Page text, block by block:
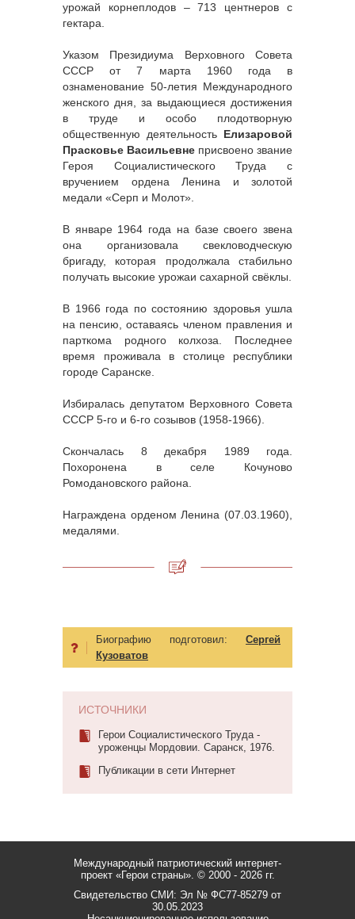
урожай корнеплодов – 713 центнеров с
гектара.
Указом Президиума Верховного Совета
СССР от 7 марта 1960 года в
ознаменование 50-летия Международного
женского дня, за выдающиеся достижения
в труде и особо плодотворную
общественную деятельность Елизаровой
Прасковье Васильевне присвоено звание
Героя Социалистического Труда с
вручением ордена Ленина и золотой
медали «Серп и Молот».
В январе 1964 года на базе своего звена
она организовала свекловодческую
бригаду, которая продолжала стабильно
получать высокие урожаи сахарной свёклы.
В 1966 года по состоянию здоровья ушла
на пенсию, оставаясь членом правления и
парткома родного колхоза. Последнее
время проживала в столице республики
городе Саранске.
Избиралась депутатом Верховного Совета
СССР 5-го и 6-го созывов (1958-1966).
Скончалась 8 декабря 1989 года.
Похоронена в селе Кочуново
Ромодановского района.
Награждена орденом Ленина (07.03.1960),
медалями.
Биографию подготовил: Сергей
Кузоватов
ИСТОЧНИКИ
Герои Социалистического Труда -
уроженцы Мордовии. Саранск, 1976.
Публикации в сети Интернет
Международный патриотический интернет-
проект «Герои страны». © 2000 - 2026 гг.
Свидетельство СМИ: Эл № ФС77-85279 от
30.05.2023